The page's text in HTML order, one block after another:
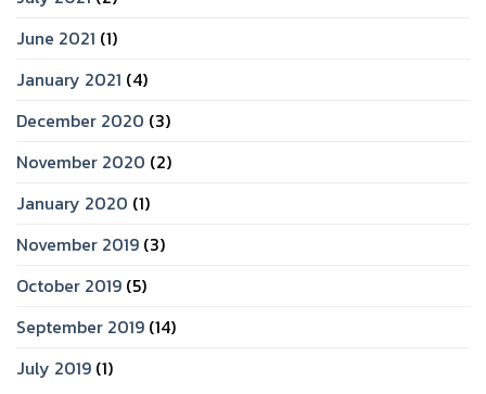
June 2021 (1)
January 2021 (4)
December 2020 (3)
November 2020 (2)
January 2020 (1)
November 2019 (3)
October 2019 (5)
September 2019 (14)
July 2019 (1)